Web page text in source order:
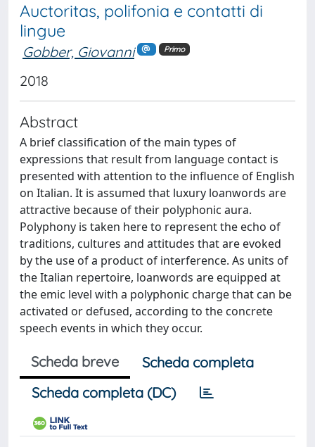
Auctoritas, polifonia e contatti di
lingue
Gobber, Giovanni Primo
2018
Abstract
A brief classification of the main types of
expressions that result from language contact is
presented with attention to the influence of English
on Italian. It is assumed that luxury loanwords are
attractive because of their polyphonic aura.
Polyphony is taken here to represent the echo of
traditions, cultures and attitudes that are evoked
by the use of a product of interference. As units of
the Italian repertoire, loanwords are equipped at
the emic level with a polyphonic charge that can be
activated or defused, according to the concrete
speech events in which they occur.
Scheda breve
Scheda completa
Scheda completa (DC)